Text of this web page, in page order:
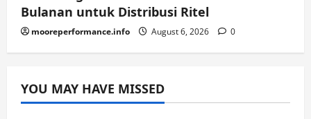
Bulanan untuk Distribusi Ritel
mooreperformance.info August 6, 2026 0
YOU MAY HAVE MISSED